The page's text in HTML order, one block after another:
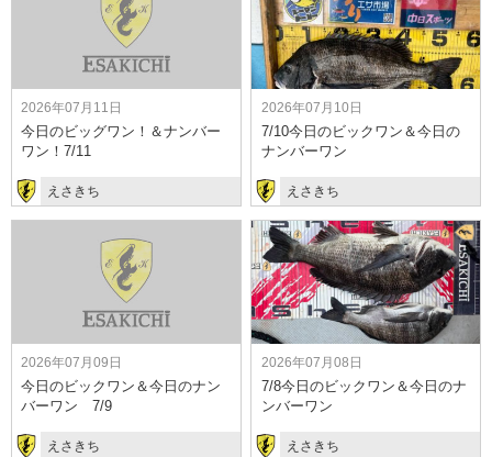
2026年07月11日
今日のビッグワン！＆ナンバー
ワン！7/11
えさきち
2026年07月10日
7/10今日のビックワン＆今日の
ナンバーワン
えさきち
2026年07月09日
今日のビックワン＆今日のナン
バーワン 7/9
えさきち
2026年07月08日
7/8今日のビックワン＆今日のナ
ンバーワン
えさきち